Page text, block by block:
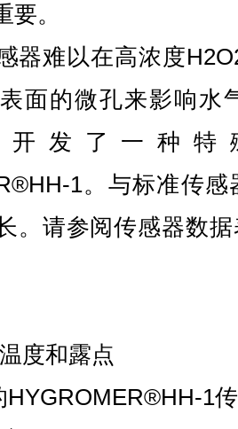
。
器难以在高浓度
面的微孔来影响水
开发了一种
1。与标准传
。请参阅传感器数
度和露点
HYGROMER®HH-1